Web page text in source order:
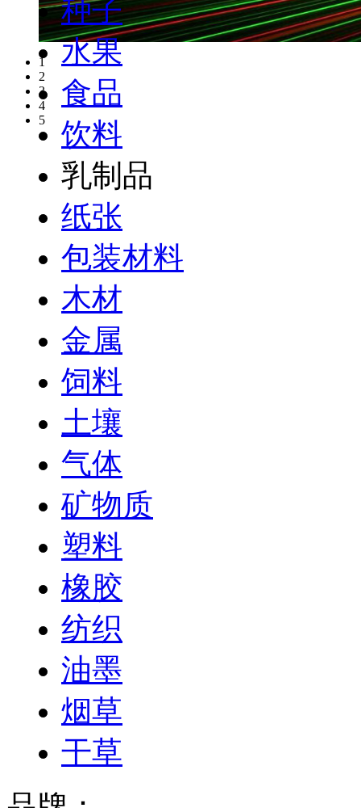
1
2
3
4
5
种子
水果
食品
饮料
乳制品
纸张
包装材料
木材
金属
饲料
土壤
气体
矿物质
塑料
橡胶
纺织
油墨
烟草
干草